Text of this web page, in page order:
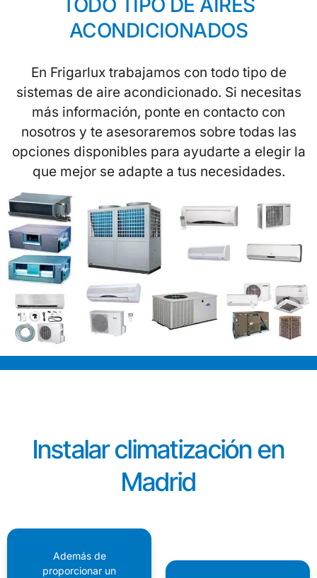
TODO TIPO DE AIRES
ACONDICIONADOS
En Frigarlux trabajamos con todo tipo de
sistemas de aire acondicionado. Si necesitas
más información, ponte en contacto con
nosotros y te asesoraremos sobre todas las
opciones disponibles para ayudarte a elegir la
que mejor se adapte a tus necesidades.
Instalar climatización en
Madrid
Además de
proporcionar un